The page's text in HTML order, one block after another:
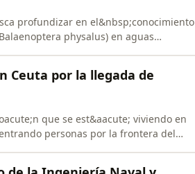
profundizar en el&nbsp;conocimiento
physalus) en aguas
Ceuta por la llegada de
que se est&aacute; viviendo en
personas por la frontera del